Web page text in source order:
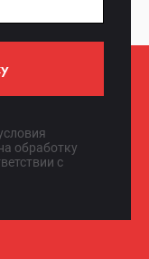
обработку
с